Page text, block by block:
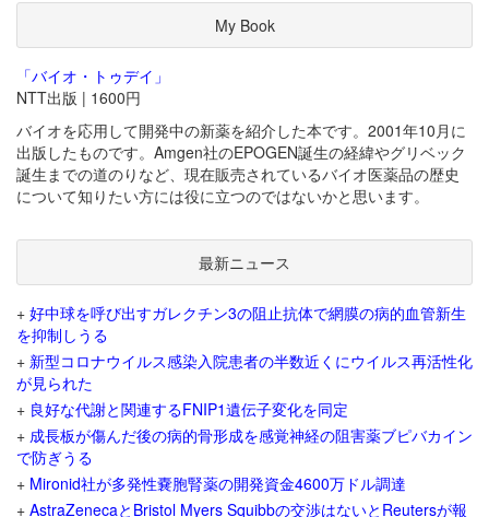
My Book
「バイオ・トゥデイ」
NTT出版 | 1600円
バイオを応用して開発中の新薬を紹介した本です。2001年10月に
出版したものです。Amgen社のEPOGEN誕生の経緯やグリベック
誕生までの道のりなど、現在販売されているバイオ医薬品の歴史
について知りたい方には役に立つのではないかと思います。
最新ニュース
+ 好中球を呼び出すガレクチン3の阻止抗体で網膜の病的血管新生
を抑制しうる
+ 新型コロナウイルス感染入院患者の半数近くにウイルス再活性化
が見られた
+ 良好な代謝と関連するFNIP1遺伝子変化を同定
+ 成長板が傷んだ後の病的骨形成を感覚神経の阻害薬ブピバカイン
で防ぎうる
+ Mironid社が多発性嚢胞腎薬の開発資金4600万ドル調達
+ AstraZenecaとBristol Myers Squibbの交渉はないとReutersが報